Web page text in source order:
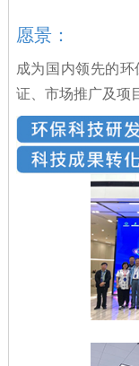
愿景：
成为国内领先的
证、市场推广及项